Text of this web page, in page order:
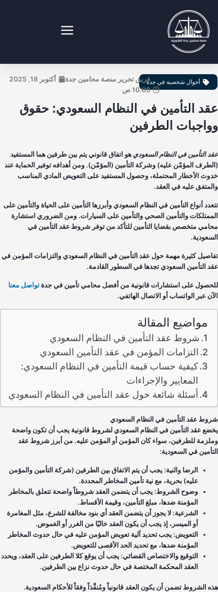
أحوال شخصية في جدةفريق تحرير منصة محامين جدة
أكتوبر 18, 2025
10:00 ص
التأمين في النظام السعودي: حقوق
الطرفين
التأمين في النظام السعوديهو اتفاق قانوني يتم بين طرفين هما المستفيد
المؤمّن عليه) وشركة التأمين (المؤمّن). ومن أهدافه توفير الحماية عند
الأخطار المحتملة، وحصول المستفيد على التعويض المادي المناسب
عليه في العقد.
أنواع التأمين في النظام السعودي وأبرزها التأمين على الحياة والتأمين على
والتأمين الصحي والتأمين على السيارات. ومن الضروري استشارة
متخصص بقضايا التأمين للتأكد من توفر شروط عقد التأمين في
كثيرة مهمة حول عقد التأمين في النظام السعودي والتزامات المؤمن في
التأمين السعودي تجدها في السطور القادمة.
على استشارات قانونية من أفضل محامي تأمين في جدةتواصل معنا
عبر الواتساب أو الاتصال الهاتفي.
مواضيع المقالة
شروط عقد التأمين في النظام السعودي
التزامات المؤمن في عقد التأمين السعودي
كيفية حساب قيمة التأمين في النظام السعودي:
المعايير والإجراءات
أسئلة شائعة حول عقد التأمين في النظام السعودي
عقد التأمين في النظام السعودي
عقد التأمين في النظام السعودي لشروط قانونية يجب أن تكون واضحة
للطرفين، سواء كان المؤمن أو المؤمن عليه. من أبرز شروط عقد
في السعودية:
الرضا والنية: يجب أن يتم الاتفاق بين الطرفين (شركة التأمين والمؤمن
عليه) بحرية، مع نية تأمين المخاطر المحددة.
وضوح الشروط: يجب أن يتضمن العقد شروطاً واضحة تتعلق بالمخاطر
المؤمنة ضدها، مبلغ التأمين، وقيمة الأقساط.
الشرعية: لا يجوز أن يتضمن العقد أي بنود مخالفة للشرع، مثل المغامرة
أو الميسر، إذ يجب أن يكون العقد خاليًا من الغرر أو الغموض.
التعويض: يجب تحديد آلية تعويض المؤمن عليه في حال حدوث المخاطر
المؤمنة ضدها، مع تحديد الحد الأقصى للتعويض.
التوقيع والاختصاص القضائي: يجب أن يوقع كلا الطرفين على العقد، ويحدد
العقد المحكمة المختصة في حال حدوث نزاع بين الطرفين.
الشروط تضمن أن يكون العقد قانونياً ومُنفَّذاً وفقاً للأحكام السعودية.